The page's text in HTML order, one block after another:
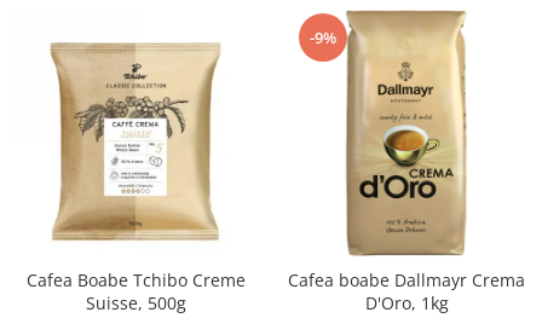
Cafea Boabe Tchibo Creme
Suisse, 500g
-9%
Cafea boabe Dallmayr Crema
D'Oro, 1kg